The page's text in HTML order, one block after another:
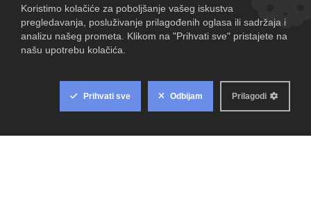
LIFESTYLE - lipnja 23, 2026